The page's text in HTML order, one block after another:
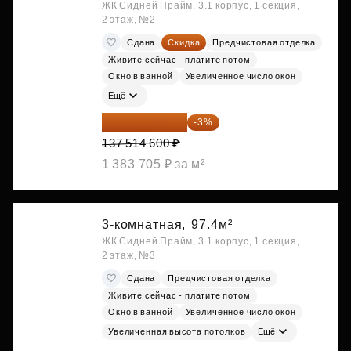
ЖК Сидней Прайм, 3.1 корпус, 1 секция,
2 этаж, №2
Сдана Скидка
Предчистовая отделка
Живите сейчас - платите потом
Окно в ванной
Увеличенное число окон
Ещё
133 389 162 ₽ -3%
137 514 600 ₽
1 383 705 ₽ за м²
3-комнатная, 97.4м²
ЖК Сидней Прайм, 3.1 корпус, 1 секция,
2 этаж, №3
Сдана
Предчистовая отделка
Живите сейчас - платите потом
Окно в ванной
Увеличенное число окон
Увеличенная высота потолков Ещё